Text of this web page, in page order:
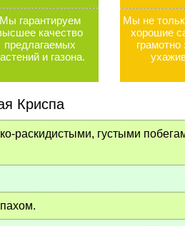
Криспа
раскидистыми, густыми
Мы гарантируем
качество
предлагаемых
и газона.
Мы не
хорошие
грамотно